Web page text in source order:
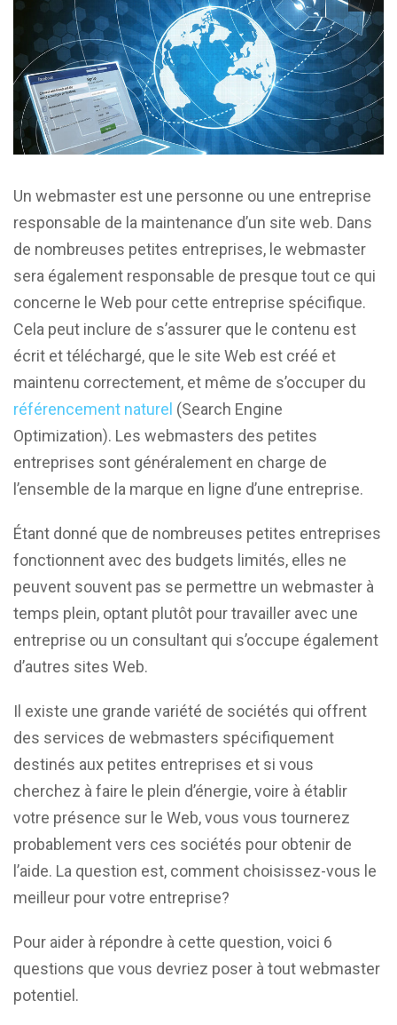
Un webmaster est une personne ou une entreprise
responsable de la maintenance d’un site web. Dans
de nombreuses petites entreprises, le webmaster
sera également responsable de presque tout ce qui
concerne le Web pour cette entreprise spécifique.
Cela peut inclure de s’assurer que le contenu est
écrit et téléchargé, que le site Web est créé et
maintenu correctement, et même de s’occuper du
référencement naturel (Search Engine
Optimization). Les webmasters des petites
entreprises sont généralement en charge de
l’ensemble de la marque en ligne d’une entreprise.
Étant donné que de nombreuses petites entreprises
fonctionnent avec des budgets limités, elles ne
peuvent souvent pas se permettre un webmaster à
temps plein, optant plutôt pour travailler avec une
entreprise ou un consultant qui s’occupe également
d’autres sites Web.
Il existe une grande variété de sociétés qui offrent
des services de webmasters spécifiquement
destinés aux petites entreprises et si vous
cherchez à faire le plein d’énergie, voire à établir
votre présence sur le Web, vous vous tournerez
probablement vers ces sociétés pour obtenir de
l’aide. La question est, comment choisissez-vous le
meilleur pour votre entreprise?
Pour aider à répondre à cette question, voici 6
questions que vous devriez poser à tout webmaster
potentiel.